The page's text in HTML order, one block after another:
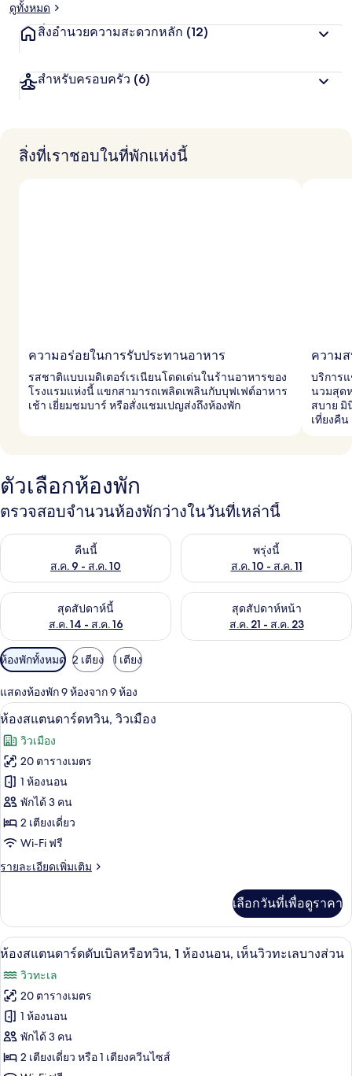
ดูทั้งหมด
สิ่งอำนวยความสะดวกหลัก (12)
สำหรับครอบครัว (6)
สิ่งที่เราชอบในที่พักแห่งนี้
ความอร่อยในการรับประทานอาหาร
รสชาติแบบเมดิเตอร์เรเนียนโดดเด่นในร้านอาหารของ
โรงแรมแห่งนี้ แขกสามารถเพลิดเพลินกับบุฟเฟต์อาหาร
เช้า เยี่ยมชมบาร์ หรือสั่งแชมเปญส่งถึงห้องพัก
ความ
บริการ
นวมสุด
สบาย มิ
เที่ยงคืน
ตัวเลือกห้องพัก
ตรวจสอบจำนวนห้องพักว่างในวันที่เหล่านี้
คืนนี้
ส.ค. 9 - ส.ค. 10
ตรวจสอบจำนวนห้องพักว่างในคืนนี้ ส.ค. 9 - ส.ค. 10
พรุ่งนี้
ส.ค. 10 - ส.ค. 11
ตรวจสอบจำนวนห้องพักว่างใน
สุดสัปดาห์นี้
ส.ค. 14 - ส.ค. 16
ตรวจสอบจำนวนห้องพักว่างในสุดสัปดาห์นี้ ส.ค. 14 - ส.ค. 16
สุดสัปดาห์หน้า
ส.ค. 21 - ส.ค. 23
ตรวจสอบจำนวนห้องพักว่างใน
ตัว
กรอง
ที่
มี
ให้
สำหรับ
ห้อง
พัก
ห้องพักทั้งหมด 2 เตียง 1 เตียง
แสดงห้องพัก 9 ห้องจาก 9 ห้อง
เปิด
ภาพถ่าย
ทั้งหมด
ของ
ห้อง
สแตนดาร์ด
ทวิน,
วิว
ผ้านวมขนเป็ด, มินิบาร์, ตู้นิรภัยในห้อง
9
ห้องสแตนดาร์ดทวิน, วิวเมือง
วิวเมือง
20 ตารางเมตร
1 ห้องนอน
พักได้ 3 คน
2 เตียงเดี่ยว
Wi-Fi ฟรี
รายละเอียดเพิ่มเติม
ราย
เกี่ยว
กับ
ห้อง
ทวิ
น,
วิว
เมือง
เลือกวันที่เพื่อดูราคา
เปิด
ภาพถ่าย
ทั้งหมด
ของ
ห้อง
สแตนดาร์ด
ผ้านวมขนเป็ด, มินิบาร์, ตู้นิรภัยในห้อง
9
ห้องสแตนดาร์ดดับเบิลหรือทวิน, 1 ห้องนอน, เห็นวิวทะเลบางส่วน
วิวทะเล
20 ตารางเมตร
1 ห้องนอน
พักได้ 3 คน
2 เตียงเดี่ยว หรือ 1 เตียงควีนไซส์